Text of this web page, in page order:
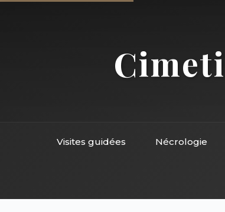
Visites guidées Nécrologie